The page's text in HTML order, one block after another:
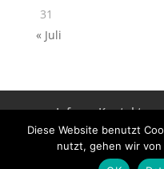
31
« Juli
Info Kontakt
Diese Website benutzt
nutzt, gehen wir von